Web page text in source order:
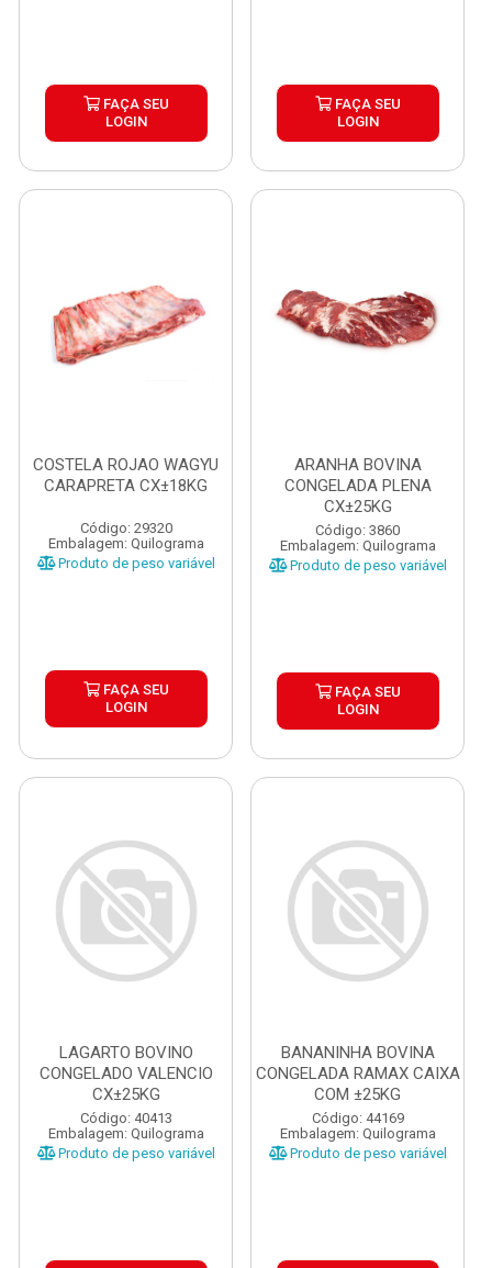
FAÇA SEU
LOGIN
FAÇA SEU
LOGIN
COSTELA ROJAO WAGYU
CARAPRETA CX±18KG
Código: 29320
Embalagem: Quilograma
Produto de peso variável
FAÇA SEU
LOGIN
ARANHA BOVINA
CONGELADA PLENA
CX±25KG
Código: 3860
Embalagem: Quilograma
Produto de peso variável
FAÇA SEU
LOGIN
LAGARTO BOVINO
CONGELADO VALENCIO
CX±25KG
Código: 40413
Embalagem: Quilograma
Produto de peso variável
BANANINHA BOVINA
CONGELADA RAMAX CAIXA
COM ±25KG
Código: 44169
Embalagem: Quilograma
Produto de peso variável